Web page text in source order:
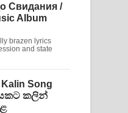
Свидания /
Album
brazen lyrics
and state
Song
කලින්